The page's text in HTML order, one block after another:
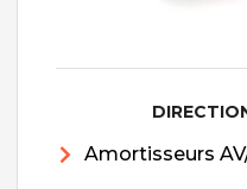
Amortisseurs